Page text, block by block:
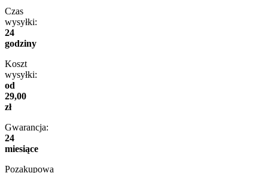
Czas
wysyłki:
24
godziny
Koszt
wysyłki:
od
29,00
zł
Gwarancja:
24
miesiące
Pozakupowa